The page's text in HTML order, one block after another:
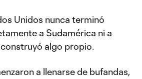
Unidos nunca terminó
a Sudamérica ni a
algo propio.
a llenarse de bufandas,